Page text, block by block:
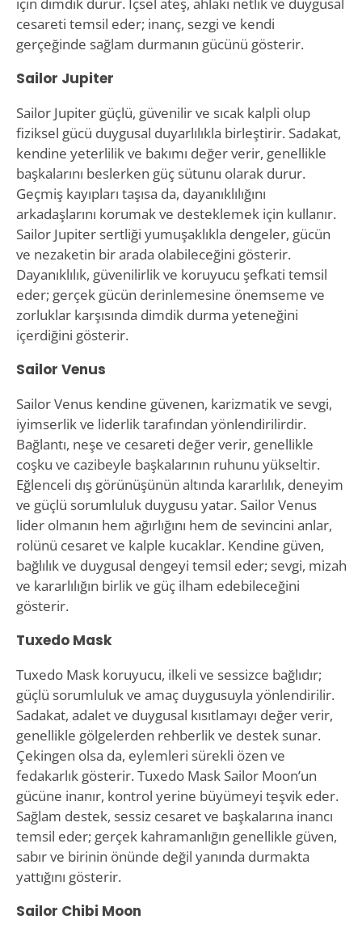
cesareti temsil eder; inanç, sezgi ve kendi
gerçeğinde sağlam durmanın gücünü gösterir.
Sailor Jupiter
Sailor Jupiter güçlü, güvenilir ve sıcak kalpli olup
fiziksel gücü duygusal duyarlılıkla birleştirir. Sadakat,
kendine yeterlilik ve bakımı değer verir, genellikle
başkalarını beslerken güç sütunu olarak durur.
Geçmiş kayıpları taşısa da, dayanıklılığını
arkadaşlarını korumak ve desteklemek için kullanır.
Sailor Jupiter sertliği yumuşaklıkla dengeler, gücün
ve nezaketin bir arada olabileceğini gösterir.
Dayanıklılık, güvenilirlik ve koruyucu şefkati temsil
eder; gerçek gücün derinlemesine önemseme ve
zorluklar karşısında dimdik durma yeteneğini
içerdiğini gösterir.
Sailor Venus
Sailor Venus kendine güvenen, karizmatik ve sevgi,
iyimserlik ve liderlik tarafından yönlendirilirdir.
Bağlantı, neşe ve cesareti değer verir, genellikle
coşku ve cazibeyle başkalarının ruhunu yükseltir.
Eğlenceli dış görünüşünün altında kararlılık, deneyim
ve güçlü sorumluluk duygusu yatar. Sailor Venus
lider olmanın hem ağırlığını hem de sevincini anlar,
rolünü cesaret ve kalple kucaklar. Kendine güven,
bağlılık ve duygusal dengeyi temsil eder; sevgi, mizah
ve kararlılığın birlik ve güç ilham edebileceğini
gösterir.
Tuxedo Mask
Tuxedo Mask koruyucu, ilkeli ve sessizce bağlıdır;
güçlü sorumluluk ve amaç duygusuyla yönlendirilir.
Sadakat, adalet ve duygusal kısıtlamayı değer verir,
genellikle gölgelerden rehberlik ve destek sunar.
Çekingen olsa da, eylemleri sürekli özen ve
fedakarlık gösterir. Tuxedo Mask Sailor Moon’un
gücüne inanır, kontrol yerine büyümeyi teşvik eder.
Sağlam destek, sessiz cesaret ve başkalarına inancı
temsil eder; gerçek kahramanlığın genellikle güven,
sabır ve birinin önünde değil yanında durmakta
yattığını gösterir.
Sailor Chibi Moon